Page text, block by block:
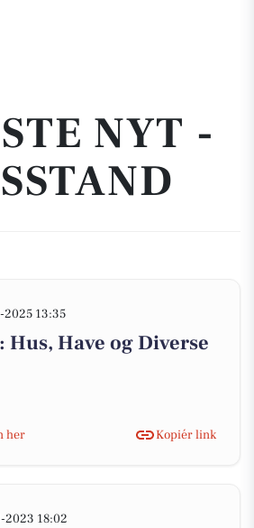
NYT -
2025 13:35
Have og Diverse
her
Kopiér link
2023 18:02